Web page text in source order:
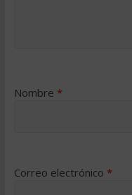
Nombre *
Correo electrónico *